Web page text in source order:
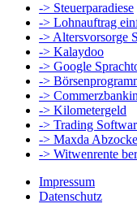
-> Steuerparadiese
-> Lohnauftrag
-> Altersvorsorge
-> Kalaydoo
-> Google
->
->
-> Kilometergeld
-> Trading
-> Maxda Abzocke
-> Witwenrente
Impressum
Datenschutz